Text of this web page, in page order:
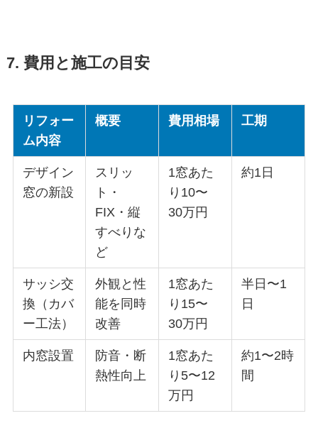
7. 費用と施工の目安
リフォー
ム内容
概要 費用相場 工期
デザイン
窓の新設
スリッ
ト・
FIX・縦
すべりな
ど
1窓あた
り10〜
30万円
約1日
サッシ交
換（カバ
ー工法）
外観と性
能を同時
改善
1窓あた
り15〜
30万円
半日〜1
日
内窓設置
防音・断
熱性向上
1窓あた
り5〜12
万円
約1〜2時
間